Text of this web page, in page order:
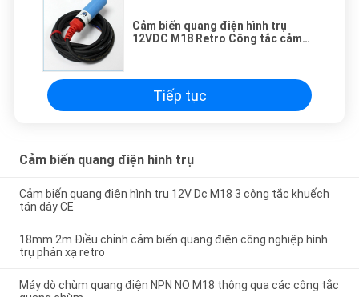
Cảm biến quang điện hình trụ
12VDC M18 Retro Công tắc cảm
Tiếp tục
Cảm biến quang điện hình trụ
Cảm biến quang điện hình trụ 12V Dc M18 3 công tắc khuếch
tán dây CE
18mm 2m Điều chỉnh cảm biến quang điện công nghiệp hình
trụ phản xạ retro
Máy dò chùm quang điện NPN NO M18 thông qua các công tắc